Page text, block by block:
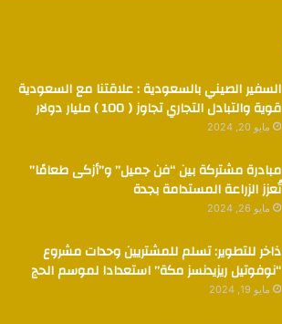
السفير الصيني بالسعودية : علاقتنا مع السعودية
قوية والتبادل التجاري تجاوز ( 100 ) مليار دولار
مايو 20, 2024
مبادرة مشتركة بين “فن جميل” و”أزكى طعامًا”
تُعزز الزراعة المستدامة بجدة
مايو 26, 2024
ذاخر للتطوير: تسلم للمشتريين وحدات مشروع
“نوفوتيل ريزيدنسز مكة” استعدادا لموسم الحج
مايو 19, 2024